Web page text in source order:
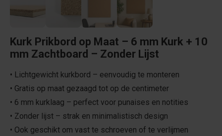
Kurk Prikbord op Maat – 6 mm Kurk + 10
mm Zachtboard – Zonder Lijst
• Lichtgewicht kurkbord – eenvoudig te monteren
• Gratis op maat gezaagd tot op de centimeter
• 6 mm kurklaag – perfect voor punaises en notities
• Zonder lijst – strak en minimalistisch design
• Ook geschikt om vast te schroeven of te verlijmen